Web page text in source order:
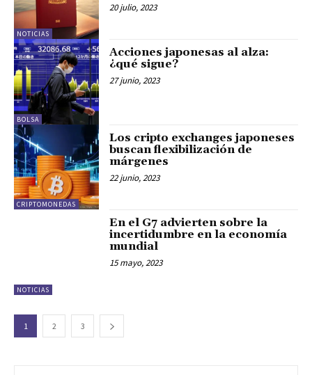
NOTICIAS
20 julio, 2023
BOLSA
Acciones japonesas al alza:
¿qué sigue?
27 junio, 2023
CRIPTOMONEDAS
Los cripto exchanges japoneses
buscan flexibilización de
márgenes
22 junio, 2023
NOTICIAS
En el G7 advierten sobre la
incertidumbre en la economía
mundial
15 mayo, 2023
1 2 3